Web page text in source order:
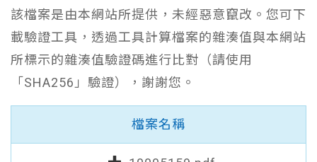
該檔案是由本網站所提供，未經惡意竄改。您可下
載驗證工具，透過工具計算檔案的雜湊值與本網站
所標示的雜湊值驗證碼進行比對（請使用
「SHA256」驗證），謝謝您。
檔案名稱